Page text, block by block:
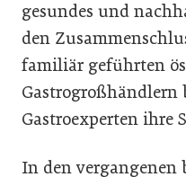
gesundes und
den
familiär geführten
Gastroexperten ihre
In den vergangenen